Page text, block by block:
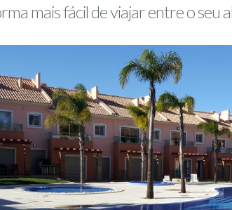
mais fácil de viajar entre o seu